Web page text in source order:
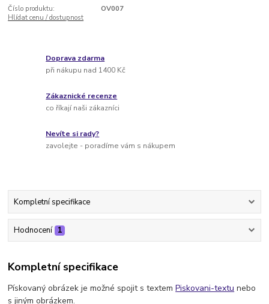
Číslo produktu:
OV007
Hlídat cenu / dostupnost
Doprava zdarma
při nákupu nad 1400 Kč
Zákaznické recenze
co říkají naši zákazníci
Nevíte si rady?
zavolejte - poradíme vám s nákupem
Kompletní specifikace
Hodnocení 1
Kompletní specifikace
Pískovaný obrázek je možné spojit s textemPiskovani-textu nebo
s jiným obrázkem.